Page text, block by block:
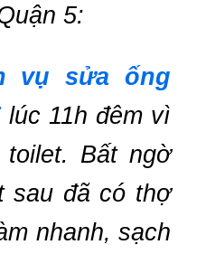
5:
vụ sửa ống
lúc 11h đêm vì
Bất ngờ
sau đã có thợ
nhanh, sạch